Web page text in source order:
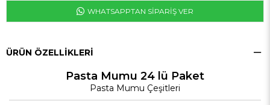
WHATSAPPTAN SİPARİŞ VER
ÜRÜN ÖZELLIKLERI
Pasta Mumu 24 lü Paket
Pasta Mumu Çeşitleri